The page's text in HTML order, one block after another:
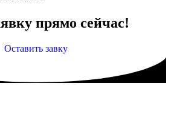
прямо сейчас!
Оставить завку